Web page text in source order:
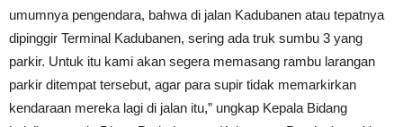
umumnya pengendara, bahwa di jalan Kadubanen atau tepatnya
dipinggir Terminal Kadubanen, sering ada truk sumbu 3 yang
parkir. Untuk itu kami akan segera memasang rambu larangan
parkir ditempat tersebut, agar para supir tidak memarkirkan
kendaraan mereka lagi di jalan itu,” ungkap Kepala Bidang